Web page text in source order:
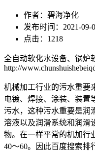
作者：碧海净化
发布时间：2021-09-
点击：1218
全自动软化水设备、锅炉
http://
机械加工行业的污水重要
电镀、焊接、涂装、装置
污水，这种污水重要是润
溶液以及润滑系统和润滑
物。在一样平常的机加行
40～60。因此百度搜索排